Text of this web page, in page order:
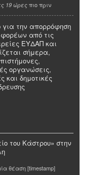
19 ώρες πιο πριν
για την απορρόφηση
από τις
ΕΥΔΑΠ και
σήμερα,
οργανώσεις,
και δημοτικές
του Κάστρου» στην
θέαση [timestamp]